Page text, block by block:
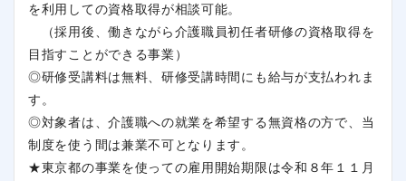
を利用しての資格取得が相談可能。
（採用後、働きながら介護職員初任者研修の資格取得を
目指すことができる事業）
◎研修受講料は無料、研修受講時間にも給与が支払われま
す。
◎対象者は、介護職への就業を希望する無資格の方で、当
制度を使う間は兼業不可となります。
★東京都の事業を使っての雇用開始期限は令和８年１１月